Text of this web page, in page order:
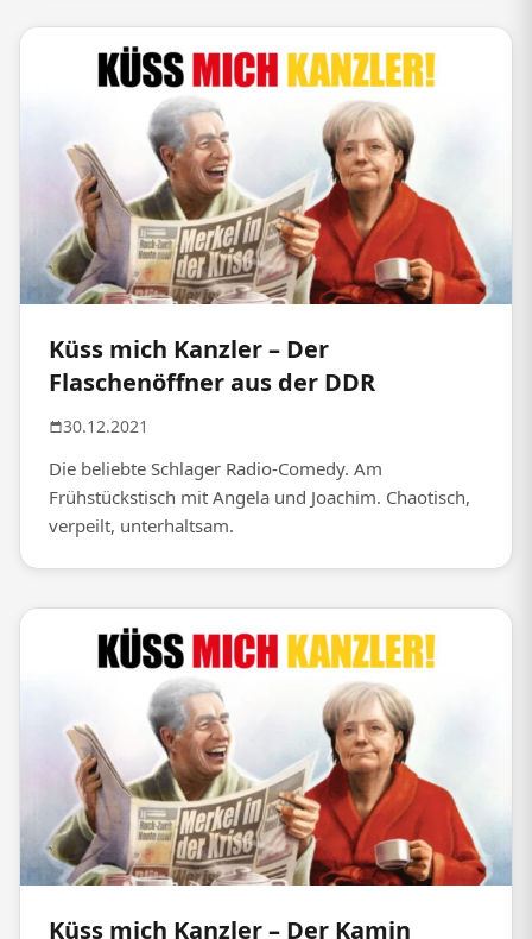
Küss mich Kanzler – Der
Flaschenöffner aus der DDR
30.12.2021
Die beliebte Schlager Radio-Comedy. Am
Frühstückstisch mit Angela und Joachim. Chaotisch,
verpeilt, unterhaltsam.
Küss mich Kanzler – Der Kamin